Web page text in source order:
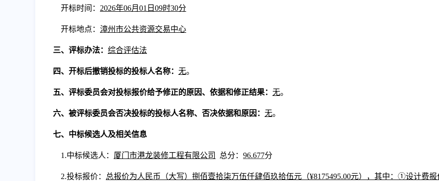
开标时间： 2026年06月 01 日 09时30分
开标地点： 漳州市公共资源交易中心
三、 评标办法： 综合评估法
四、 开标后撤销投标的投标人名称： 无。
五、 评标委员会对投标报价给予修正的原因、依据和修正结果： 无。
六、 被评标委员会否决投标的投标人名称、否决依据和原因 ： 无。
七、中标候选人及相关信息
1.中标候选人： 厦门市港龙装修工程有限公司 总分： 96.677分
2.投标报价： 总报价为人民币（大写） 捌佰壹拾柒万伍仟肆佰玖拾伍元（¥8175495.00元） ， 其中： ①设计费报